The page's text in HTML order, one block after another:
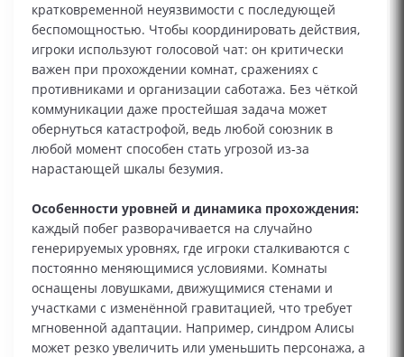
кратковременной неуязвимости с последующей
беспомощностью. Чтобы координировать действия,
игроки используют голосовой чат: он критически
важен при прохождении комнат, сражениях с
противниками и организации саботажа. Без чёткой
коммуникации даже простейшая задача может
обернуться катастрофой, ведь любой союзник в
любой момент способен стать угрозой из‑за
нарастающей шкалы безумия.
Особенности уровней и динамика прохождения:
каждый побег разворачивается на случайно
генерируемых уровнях, где игроки сталкиваются с
постоянно меняющимися условиями. Комнаты
оснащены ловушками, движущимися стенами и
участками с изменённой гравитацией, что требует
мгновенной адаптации. Например, синдром Алисы
может резко увеличить или уменьшить персонажа, а